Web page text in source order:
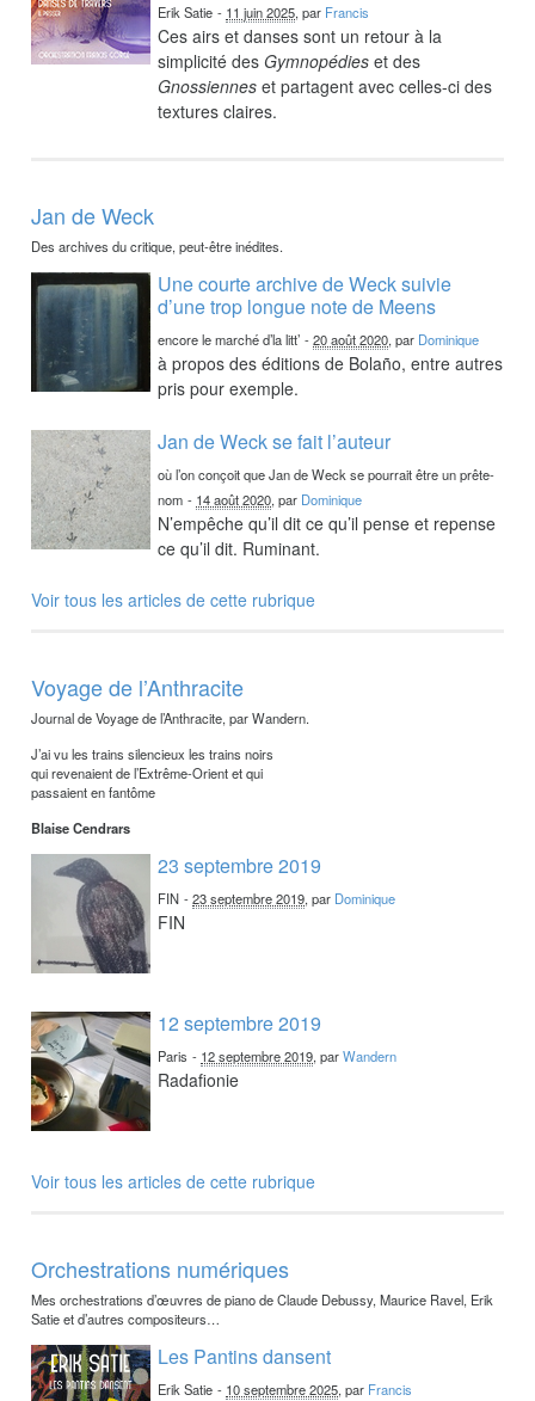
Erik Satie - 11 juin 2025, par Francis
Ces airs et danses sont un retour à la
simplicité desGymnopédies et des
Gnossiennes et partagent avec celles-ci des
textures claires.
Jan de Weck
Des archives du critique, peut-être inédites.
Une courte archive de Weck suivie
d’une trop longue note de Meens
encore le marché d’la litt’ -20 août 2020, par Dominique
à propos des éditions de Bolaño, entre autres
pris pour exemple.
Jan de Weck se fait l’auteur
où l’on conçoit que Jan de Weck se pourrait être un prête-
nom - 14 août 2020, par Dominique
N’empêche qu’il dit ce qu’il pense et repense
ce qu’il dit. Ruminant.
Voir tous les articles de cette rubrique
Voyage de l’Anthracite
Journal de Voyage de l’Anthracite, par Wandern.
J’ai vu les trains silencieux les trains noirs
qui revenaient de l’Extrême-Orient et qui
passaient en fantôme
Blaise Cendrars
23 septembre 2019
FIN -23 septembre 2019, par Dominique
FIN
12 septembre 2019
Paris - 12 septembre 2019, parWandern
Radafionie
Voir tous les articles de cette rubrique
Orchestrations numériques
Mes orchestrations d’œuvres de piano de Claude Debussy, Maurice Ravel, Erik
Satie et d’autres compositeurs…
Les Pantins dansent
Erik Satie - 10 septembre 2025, par Francis